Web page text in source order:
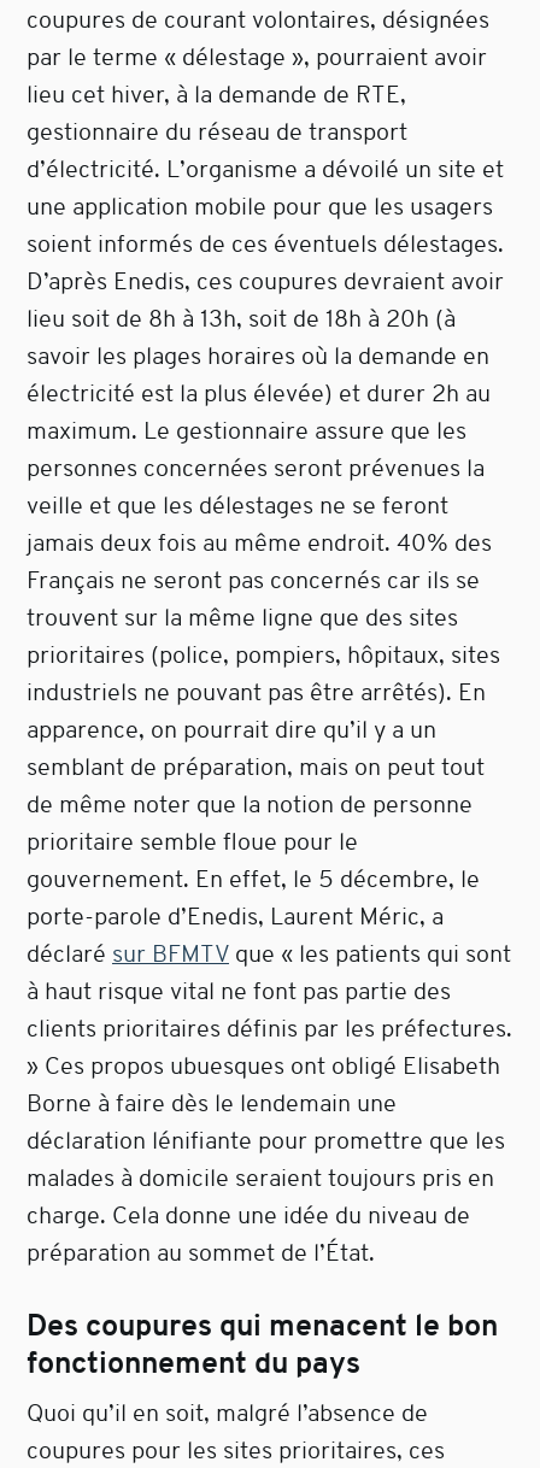
coupures de courant volontaires, désignées
par le terme « délestage », pourraient avoir
lieu cet hiver, à la demande de RTE,
gestionnaire du réseau de transport
d’électricité. L’organisme a dévoilé un site et
une application mobile pour que les usagers
soient informés de ces éventuels délestages.
D’après Enedis, ces coupures devraient avoir
lieu soit de 8h à 13h, soit de 18h à 20h (à
savoir les plages horaires où la demande en
électricité est la plus élevée) et durer 2h au
maximum. Le gestionnaire assure que les
personnes concernées seront prévenues la
veille et que les délestages ne se feront
jamais deux fois au même endroit. 40% des
Français ne seront pas concernés car ils se
trouvent sur la même ligne que des sites
prioritaires (police, pompiers, hôpitaux, sites
industriels ne pouvant pas être arrêtés). En
apparence, on pourrait dire qu’il y a un
semblant de préparation, mais on peut tout
de même noter que la notion de personne
prioritaire semble floue pour le
gouvernement. En effet, le 5 décembre, le
porte-parole d’Enedis, Laurent Méric, a
déclaré sur BFMTV que « les patients qui sont
à haut risque vital ne font pas partie des
clients prioritaires définis par les préfectures.
» Ces propos ubuesques ont obligé Elisabeth
Borne à faire dès le lendemain une
déclaration lénifiante pour promettre que les
malades à domicile seraient toujours pris en
charge. Cela donne une idée du niveau de
préparation au sommet de l’État.
Des coupures qui menacent le bon
fonctionnement du pays
Quoi qu’il en soit, malgré l’absence de
coupures pour les sites prioritaires, ces